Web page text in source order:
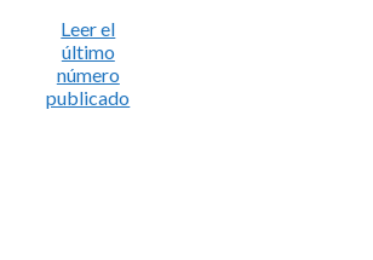
Leer el
último
número
publicado